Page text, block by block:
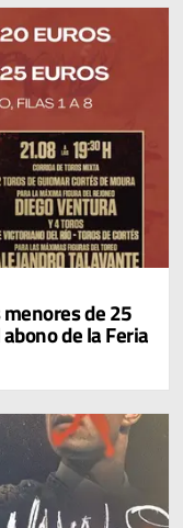
de 25
de la Feria